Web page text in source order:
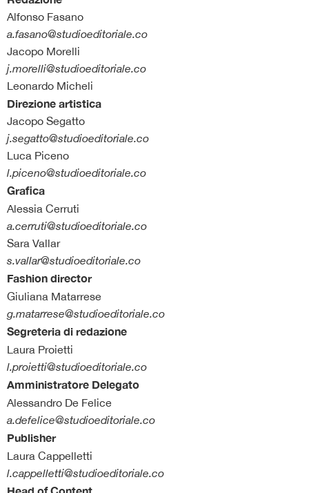
Alfonso Fasano
a.fasano@studioeditoriale.co
Jacopo Morelli
j.morelli@studioeditoriale.co
Leonardo Micheli
Direzione artistica
Jacopo Segatto
j.segatto@studioeditoriale.co
Luca Piceno
l.piceno@studioeditoriale.co
Grafica
Alessia Cerruti
a.cerruti@studioeditoriale.co
Sara Vallar
s.vallar@studioeditoriale.co
Fashion director
Giuliana Matarrese
g.matarrese@studioeditoriale.co
Segreteria di redazione
Laura Proietti
l.proietti@studioeditoriale.co
Amministratore Delegato
Alessandro De Felice
a.defelice@studioeditoriale.co
Publisher
Laura Cappelletti
l.cappelletti@studioeditoriale.co